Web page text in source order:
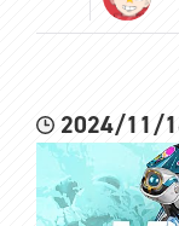
2024/11/